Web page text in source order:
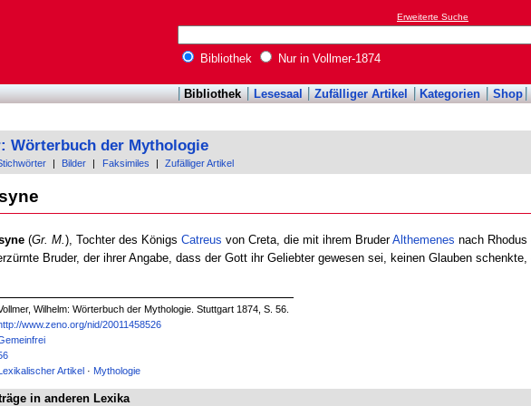
Erweiterte Suche
Bibliothek Nur in Vollmer-1874
Bibliothek Lesesaal Zufälliger Artikel Kategorien Shop
Wörterbuch der Mythologie
Bilder Faksimiles Zufälliger Artikel
(Gr. M. ), Tochter des Königs Catreus von Creta, die mit ihrem BruderAlthemenes nach
Bruder, der ihrer Angabe, dass der Gott ihr Geliebter gewesen sei, keinen Glauben
Wilhelm: Wörterbuch der Mythologie. Stuttgart 1874, S. 56.
www.zeno.org/nid/20011458526
Lexikalischer Artikel · Mythologie
in anderen Lexika